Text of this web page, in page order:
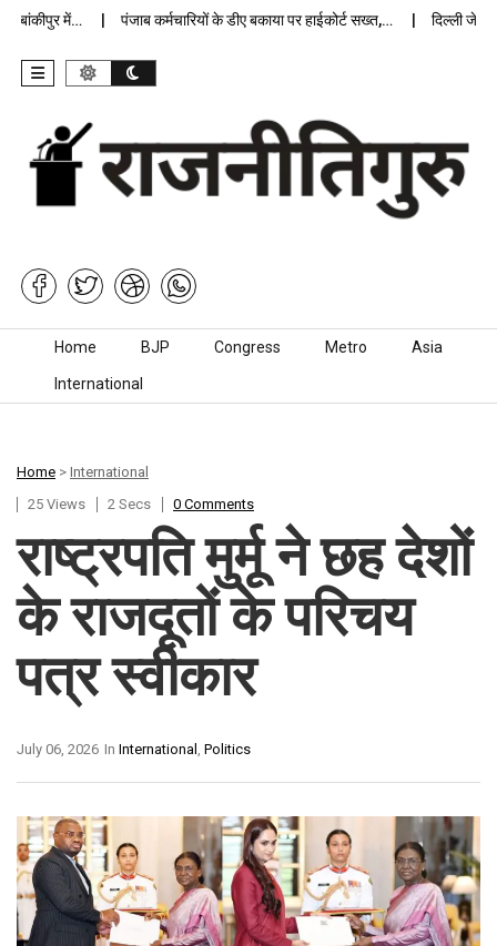
में… पंजाब कर्मचारियों के डीए बकाया पर हाईकोर्ट सख्त,… दिल्ली जेलों में
Skip to content
Home BJP Congress Metro Asia
International
Home > International
25 Views
2 Secs 0 Comments
राष्ट्रपति मुर्मू ने छह देशों
के राजदूतों के परिचय
पत्र स्वीकार
In International Politics
July 06, 2026